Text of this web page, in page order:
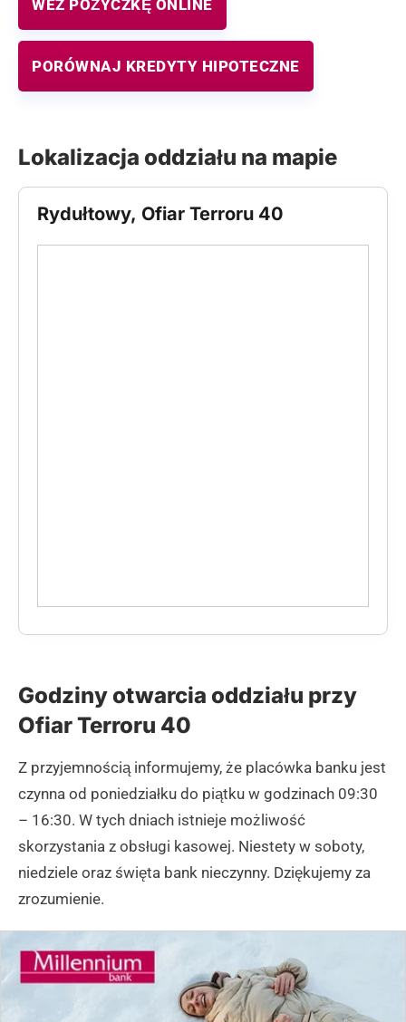
WEŹ POŻYCZKĘ ONLINE
PORÓWNAJ KREDYTY HIPOTECZNE
Lokalizacja oddziału na mapie
Rydułtowy, Ofiar Terroru 40
Godziny otwarcia oddziału przy
Ofiar Terroru 40
Z przyjemnością informujemy, że placówka banku jest
czynna od poniedziałku do piątku w godzinach 09:30
– 16:30. W tych dniach istnieje możliwość
skorzystania z obsługi kasowej. Niestety w soboty,
niedziele oraz święta bank nieczynny. Dziękujemy za
zrozumienie.